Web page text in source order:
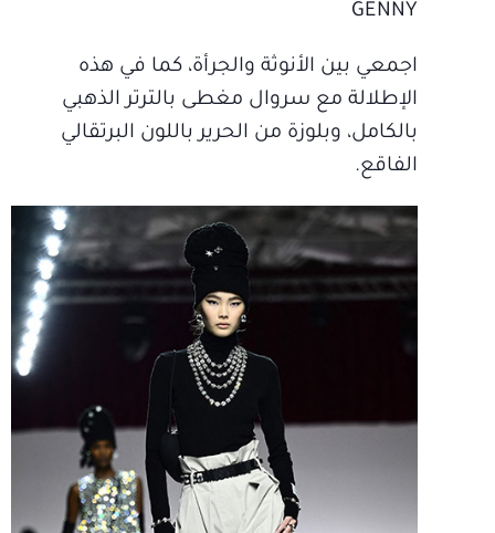
GENNY
اجمعي بين الأنوثة والجرأة، كما في هذه
الإطلالة مع سروال مغطى بالترتر الذهبي
بالكامل، وبلوزة من الحرير باللون البرتقالي
الفاقع.